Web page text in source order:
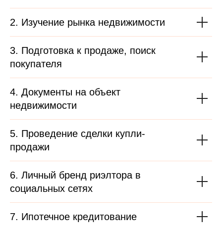
2. Изучение рынка недвижимости
3. Подготовка к продаже, поиск
покупателя
4. Документы на объект
недвижимости
5. Проведение сделки купли-
продажи
6. Личный бренд риэлтора в
социальных сетях
7. Ипотечное кредитование